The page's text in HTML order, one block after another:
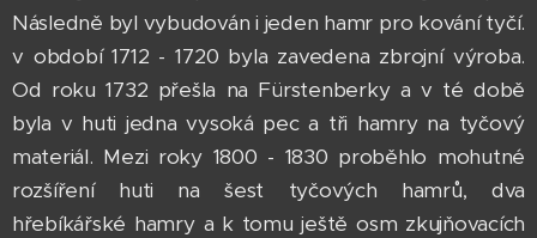
Následně byl vybudován i jeden hamr pro kování tyčí.
v období 1712 - 1720 byla zavedena zbrojní výroba.
Od roku 1732 přešla na Fürstenberky a v té době
byla v huti jedna vysoká pec a tři hamry na tyčový
materiál. Mezi roky 1800 - 1830 proběhlo mohutné
rozšíření huti na šest tyčových hamrů, dva
hřebíkářské hamry a k tomu ještě osm zkujňovacích